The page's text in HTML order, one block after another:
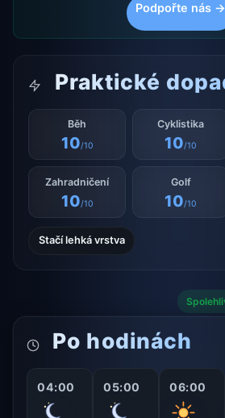
Podpořte nás →
Praktické
Běh
10/10
Cyklistika
10/10
Zahradničení
10/10
Golf
10/10
Stačí lehká vrstva
Po hodinách
04:00 05:00 06:00